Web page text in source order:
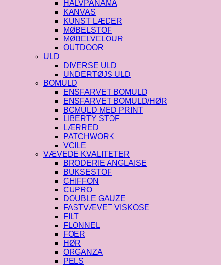
HALVPANAMA
KANVAS
KUNST LÆDER
MØBELSTOF
MØBELVELOUR
OUTDOOR
ULD
DIVERSE ULD
UNDERTØJS ULD
BOMULD
ENSFARVET BOMULD
ENSFARVET BOMULD/HØR
BOMULD MED PRINT
LIBERTY STOF
LÆRRED
PATCHWORK
VOILE
VÆVEDE KVALITETER
BRODERIE ANGLAISE
BUKSESTOF
CHIFFON
CUPRO
DOUBLE GAUZE
FASTVÆVET VISKOSE
FILT
FLONNEL
FOER
HØR
ORGANZA
PELS